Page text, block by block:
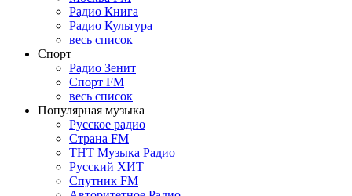
Радио Книга
Радио Культура
весь список
Спорт
Радио Зенит
Спорт FM
весь список
Популярная музыка
Русское радио
Страна FM
ТНТ Музыка Радио
Русский ХИТ
Спутник FM